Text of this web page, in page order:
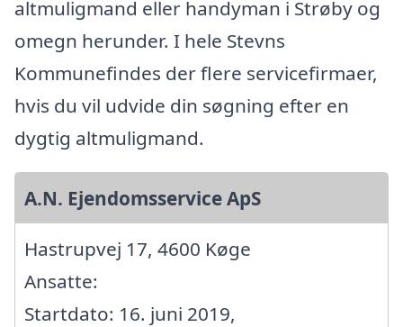
altmuligmand eller handyman i Strøby og
omegn herunder. I hele Stevns
Kommunefindes der flere servicefirmaer,
hvis du vil udvide din søgning efter en
dygtig altmuligmand.
A.N. Ejendomsservice ApS
Hastrupvej 17, 4600 Køge
Ansatte:
Startdato: 16. juni 2019,